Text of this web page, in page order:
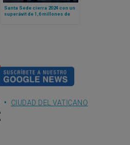
Santa Sede cierra 2024 con un
superávit de 1,6 millones de
CIUDAD DEL VATICANO